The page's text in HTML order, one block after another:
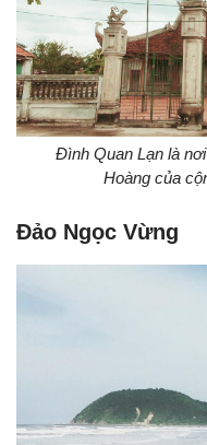
Đình Quan Lạn là
Hoàng của
Đảo Ngọc Vừng